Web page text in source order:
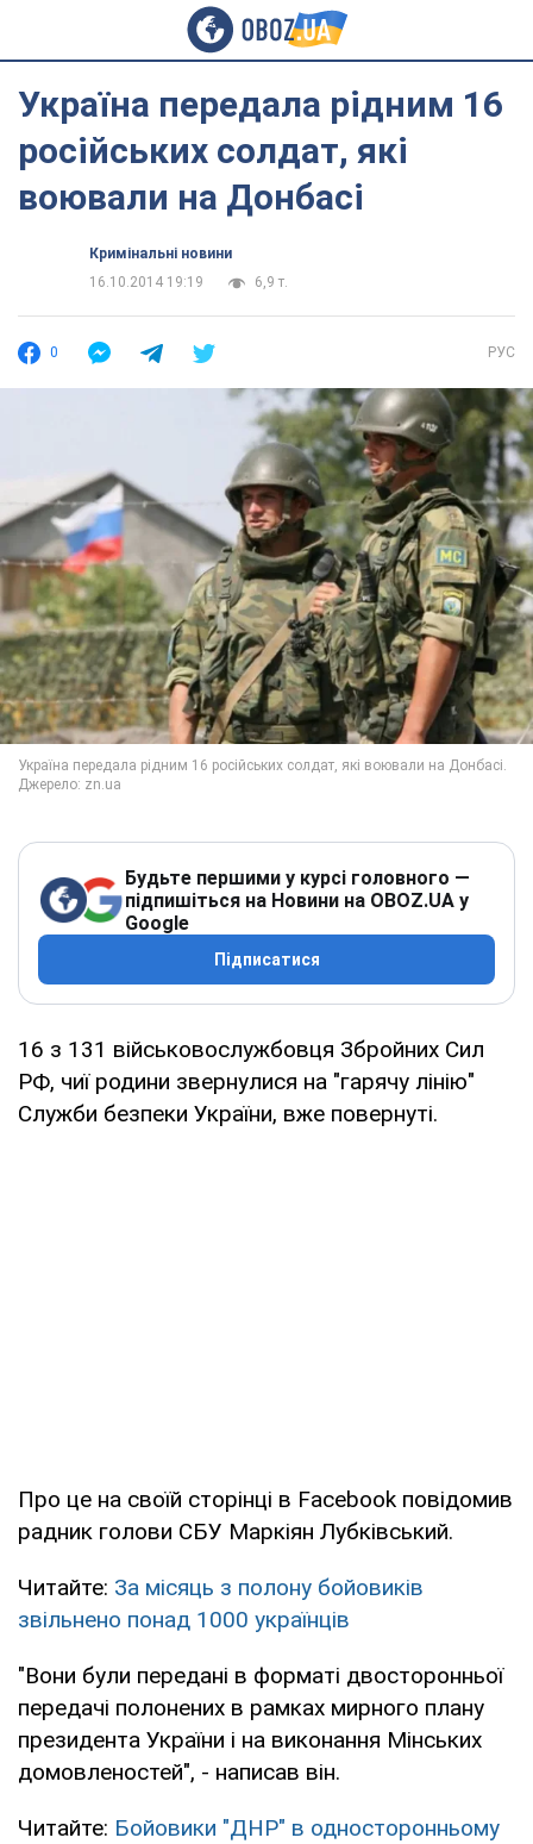
Україна передала рідним 16
російських солдат, які
воювали на Донбасі
Кримінальні новини
16.10.2014 19:19
6,9 т.
0 РУС
Будьте першими у курсі головного —
підпишіться на Новини на OBOZ.UA у
Google
Підписатися
16 з 131 військовослужбовця Збройних Сил
РФ, чиї родини звернулися на "гарячу лінію"
Служби безпеки України, вже повернуті.
Про це на своїй сторінці в Facebook повідомив
радник голови СБУ Маркіян Лубківський.
Читайте: За місяць з полону бойовиків
звільнено понад 1000 українців
"Вони були передані в форматі двосторонньої
передачі полонених в рамках мирного плану
президента України і на виконання Мінських
домовленостей", - написав він.
Читайте: Бойовики "ДНР" в односторонньому